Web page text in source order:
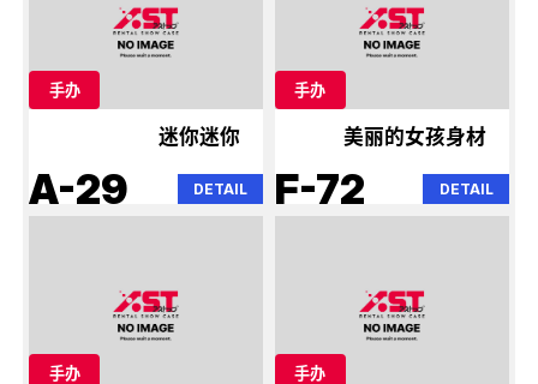
手办
迷你迷你
A-29 DETAIL
手办
美丽的女孩身材
F-72 DETAIL
手办 手办